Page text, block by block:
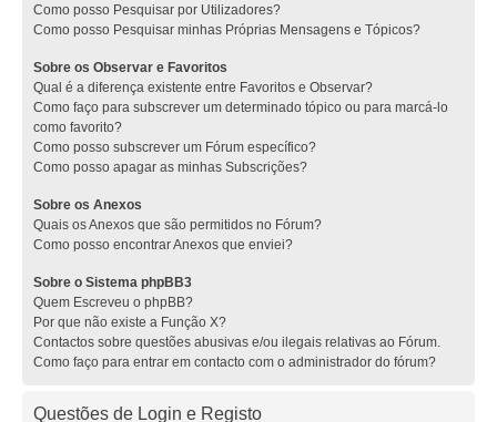
Como posso Pesquisar por Utilizadores?
Como posso Pesquisar minhas Próprias Mensagens e Tópicos?
Sobre os Observar e Favoritos
Qual é a diferença existente entre Favoritos e Observar?
Como faço para subscrever um determinado tópico ou para marcá-lo
como favorito?
Como posso subscrever um Fórum específico?
Como posso apagar as minhas Subscrições?
Sobre os Anexos
Quais os Anexos que são permitidos no Fórum?
Como posso encontrar Anexos que enviei?
Sobre o Sistema phpBB3
Quem Escreveu o phpBB?
Por que não existe a Função X?
Contactos sobre questões abusivas e/ou ilegais relativas ao Fórum.
Como faço para entrar em contacto com o administrador do fórum?
Questões de Login e Registo